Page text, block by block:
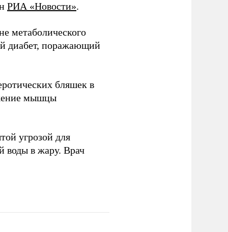
РИА «Новости».
метаболического
диабет, поражающий
бляшек в
мышцы
угрозой для
воды в жару. Врач